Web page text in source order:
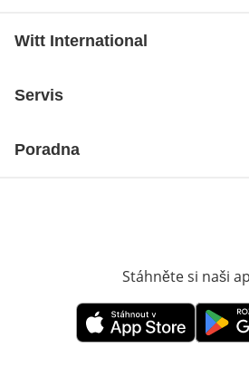
Witt International
Servis
Poradna
Stáhněte si naši
Otevře v novém okně
Otevře